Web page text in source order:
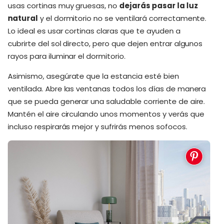
usas cortinas muy gruesas, no dejarás pasar la luz
natural y el dormitorio no se ventilará correctamente.
Lo ideal es usar cortinas claras que te ayuden a
cubrirte del sol directo, pero que dejen entrar algunos
rayos para iluminar el dormitorio.
Asimismo, asegúrate que la estancia esté bien
ventilada. Abre las ventanas todos los días de manera
que se pueda generar una saludable corriente de aire.
Mantén el aire circulando unos momentos y verás que
incluso respirarás mejor y sufrirás menos sofocos.